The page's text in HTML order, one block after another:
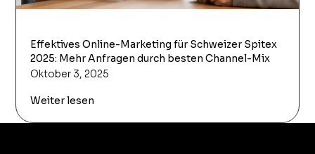
Effektives Online-Marketing für Schweizer Spitex
2025: Mehr Anfragen durch besten Channel-Mix
Oktober 3, 2025
Weiter lesen